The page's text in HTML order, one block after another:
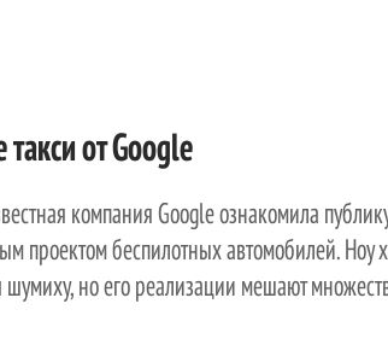
от Google
компания Google ознакомила
проектом беспилотных автомобилей. Ноу
шумиху, но его реализации мешают